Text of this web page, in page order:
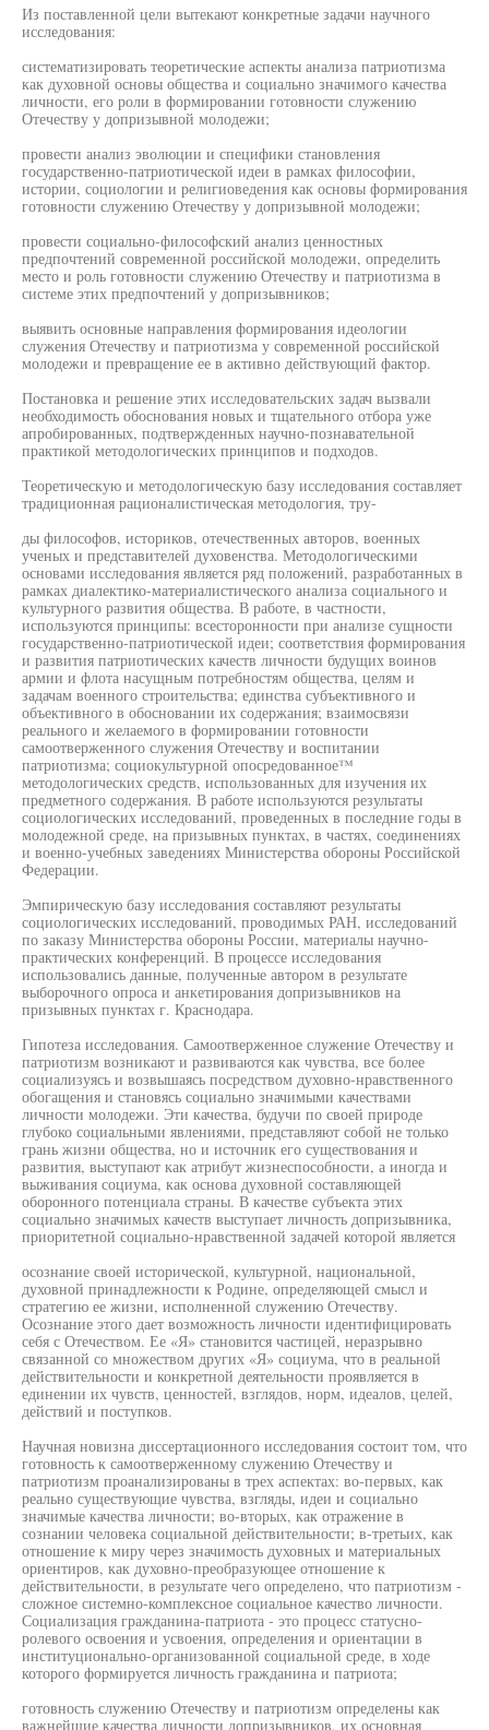
Из поставленной цели вытекают конкретные задачи научного
исследования:
систематизировать теоретические аспекты анализа патриотизма
как духовной основы общества и социально значимого качества
личности, его роли в формировании готовности служению
Отечеству у допризывной молодежи;
провести анализ эволюции и специфики становления
государственно-патриотической идеи в рамках философии,
истории, социологии и религиоведения как основы формирования
готовности служению Отечеству у допризывной молодежи;
провести социально-философский анализ ценностных
предпочтений современной российской молодежи, определить
место и роль готовности служению Отечеству и патриотизма в
системе этих предпочтений у допризывников;
выявить основные направления формирования идеологии
служения Отечеству и патриотизма у современной российской
молодежи и превращение ее в активно действующий фактор.
Постановка и решение этих исследовательских задач вызвали
необходимость обоснования новых и тщательного отбора уже
апробированных, подтвержденных научно-познавательной
практикой методологических принципов и подходов.
Теоретическую и методологическую базу исследования составляет
традиционная рационалистическая методология, тру-
ды философов, историков, отечественных авторов, военных
ученых и представителей духовенства. Методологическими
основами исследования является ряд положений, разработанных в
рамках диалектико-материалистического анализа социального и
культурного развития общества. В работе, в частности,
используются принципы: всесторонности при анализе сущности
государственно-патриотической идеи; соответствия формирования
и развития патриотических качеств личности будущих воинов
армии и флота насущным потребностям общества, целям и
задачам военного строительства; единства субъективного и
объективного в обосновании их содержания; взаимосвязи
реального и желаемого в формировании готовности
самоотверженного служения Отечеству и воспитании
патриотизма; социокультурной опосредованное™
методологических средств, использованных для изучения их
предметного содержания. В работе используются результаты
социологических исследований, проведенных в последние годы в
молодежной среде, на призывных пунктах, в частях, соединениях
и военно-учебных заведениях Министерства обороны Российской
Федерации.
Эмпирическую базу исследования составляют результаты
социологических исследований, проводимых РАН, исследований
по заказу Министерства обороны России, материалы научно-
практических конференций. В процессе исследования
использовались данные, полученные автором в результате
выборочного опроса и анкетирования допризывников на
призывных пунктах г. Краснодара.
Гипотеза исследования. Самоотверженное служение Отечеству и
патриотизм возникают и развиваются как чувства, все более
социализуясь и возвышаясь посредством духовно-нравственного
обогащения и становясь социально значимыми качествами
личности молодежи. Эти качества, будучи по своей природе
глубоко социальными явлениями, представляют собой не только
грань жизни общества, но и источник его существования и
развития, выступают как атрибут жизнеспособности, а иногда и
выживания социума, как основа духовной составляющей
оборонного потенциала страны. В качестве субъекта этих
социально значимых качеств выступает личность допризывника,
приоритетной социально-нравственной задачей которой является
осознание своей исторической, культурной, национальной,
духовной принадлежности к Родине, определяющей смысл и
стратегию ее жизни, исполненной служению Отечеству.
Осознание этого дает возможность личности идентифицировать
себя с Отечеством. Ее «Я» становится частицей, неразрывно
связанной со множеством других «Я» социума, что в реальной
действительности и конкретной деятельности проявляется в
единении их чувств, ценностей, взглядов, норм, идеалов, целей,
действий и поступков.
Научная новизна диссертационного исследования состоит том, что
готовность к самоотверженному служению Отечеству и
патриотизм проанализированы в трех аспектах: во-первых, как
реально существующие чувства, взгляды, идеи и социально
значимые качества личности; во-вторых, как отражение в
сознании человека социальной действительности; в-третьих, как
отношение к миру через значимость духовных и материальных
ориентиров, как духовно-преобразующее отношение к
действительности, в результате чего определено, что патриотизм -
сложное системно-комплексное социальное качество личности.
Социализация гражданина-патриота - это процесс статусно-
ролевого освоения и усвоения, определения и ориентации в
институционально-организованной социальной среде, в ходе
которого формируется личность гражданина и патриота;
готовность служению Отечеству и патриотизм определены как
важнейшие качества личности допризывников, их основная